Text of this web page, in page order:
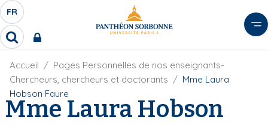
A
l
l
e
S
É
L
E
C
T
E
U
F
R
FR
R
c
h
e
r
c
F
i
d
'
A
Accueil
Pages Personnelles de nos enseignants-
Chercheurs, chercheurs et doctorants
Mme Laura
Hobson Faure
Mme Laura Hobson